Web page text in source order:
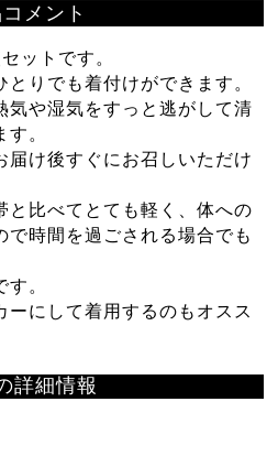
メント
ットです。
りでも着付けができます。
気や湿気をすっと逃がして清
。
届け後すぐにお召しいただけ
と比べてとても軽く、体への
で時間を過ごされる場合でも
。
ーにして着用するのもオスス
詳細情報